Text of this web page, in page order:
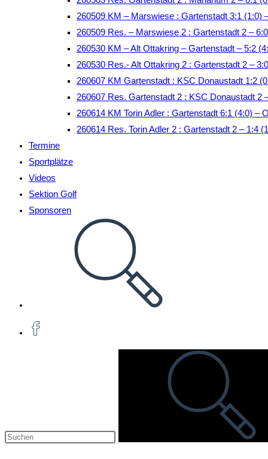
260509 KM – Marswiese : Gartenstadt 3:1 (1:0)
260509 Res. – Marswiese 2 : Gartenstadt 2 –
260530 KM – Alt Ottakring – Gartenstadt – 5:2
260530 Res.- Alt Ottakring 2 : Gartenstadt 2 –
260607 KM Gartenstadt : KSC Donaustadt 1:2
260607 Res. Gartenstadt 2 : KSC Donaustadt 2
260614 KM Torin Adler : Gartenstadt 6:1 (4:0) –
260614 Res. Torin Adler 2 : Gartenstadt 2 – 1:4
Termine
Sportplätze
Videos
Sektion Golf
Sponsoren